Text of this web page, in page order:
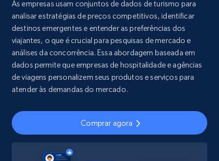
As empresas usam conjuntos de dados de turismo para
analisar estratégias de preços competitivos, identificar
destinos emergentes e entender as preferências dos
viajantes, o que é crucial para pesquisas de mercado e
análises da concorrência. Essa abordagem baseada em
dados permite que empresas de hospitalidade e agências
de viagens personalizem seus produtos e serviços para
atender às demandas do mercado.
Comprar agora